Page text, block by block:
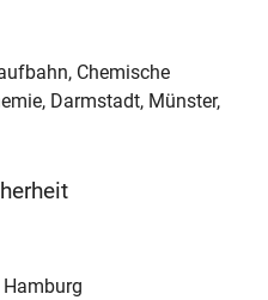
Chemische
Darmstadt, Münster,